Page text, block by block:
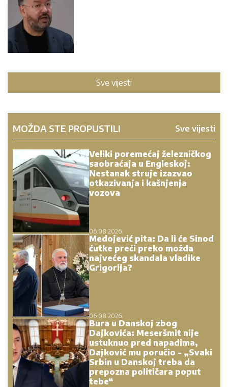
Sve vijesti
MOŽDA STE PROPUSTILI Sve vijesti
Veliki poremećaj železničkog
saobraćaja u Engleskoj:
Nestanak struje izazvao
otkazivanja i kašnjenja
vozova
06.08.2026.
Medojević pita: Da li će Sinod
ćutke preći preko možda
najvećeg skandala vladike
Grigorija?
06.08.2026.
Bura u Danskoj zbog
Dajkovića: Meseršmit nije
ustuknuo pred napadima,
Dajković mu poručio - „Svaki
Srbin u Danskoj treba da
prepozna političara poput
tebe“